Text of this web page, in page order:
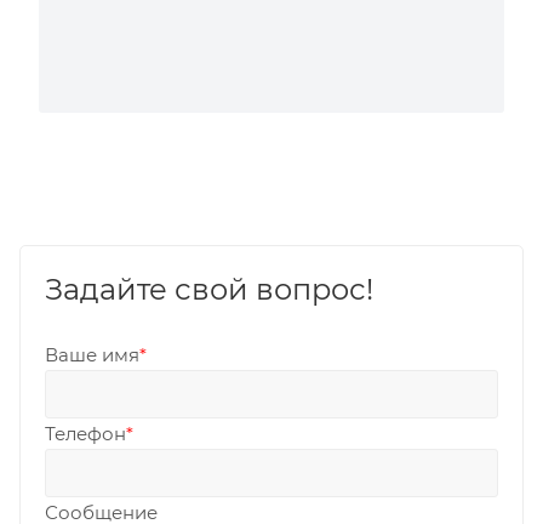
Задайте свой вопрос!
Ваше имя*
Телефон*
Сообщение